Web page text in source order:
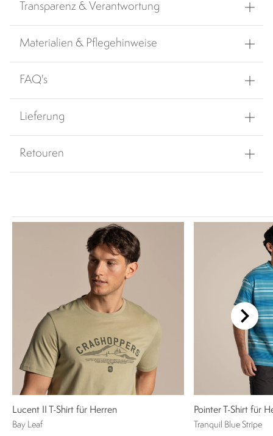
Transparenz & Verantwortung
Materialien & Pflegehinweise
FAQ's
Lieferung
Retouren
Lucent II T-Shirt für Herren
Bay Leaf
Pointer T-Shirt für
Tranquil Blue Stripe